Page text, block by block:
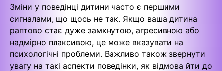
Зміни у поведінці дитини часто є першими
сигналами, що щось не так. Якщо ваша дитина
раптово стає дуже замкнутою, агресивною або
надмірно плаксивою, це може вказувати на
психологічні проблеми. Важливо також звернути
увагу на такі аспекти поведінки, як відмова йти до